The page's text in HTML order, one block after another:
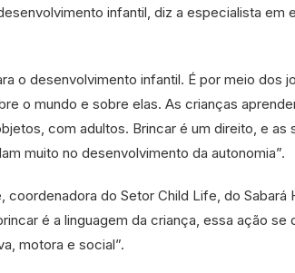
infantil, diz a especialista em
o desenvolvimento infantil. É por meio dos
o mundo e sobre elas. As crianças
com adultos. Brincar é um direito, e as
muito no desenvolvimento da autonomia”.
coordenadora do Setor Child Life, do Sabará
é a linguagem da criança, essa ação se
motora e social”.